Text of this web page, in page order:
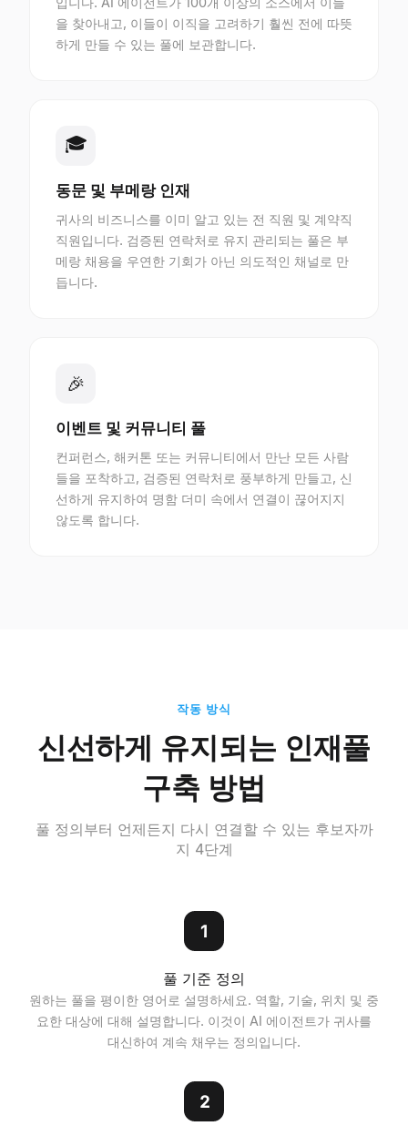
을 찾아내고, 이들이 이직을 고려하기 훨씬 전에 따뜻
하게 만들 수 있는 풀에 보관합니다.
🎓
동문 및 부메랑 인재
귀사의 비즈니스를 이미 알고 있는 전 직원 및 계약직
직원입니다. 검증된 연락처로 유지 관리되는 풀은 부
메랑 채용을 우연한 기회가 아닌 의도적인 채널로 만
듭니다.
🎉
이벤트 및 커뮤니티 풀
컨퍼런스, 해커톤 또는 커뮤니티에서 만난 모든 사람
들을 포착하고, 검증된 연락처로 풍부하게 만들고, 신
선하게 유지하여 명함 더미 속에서 연결이 끊어지지
않도록 합니다.
작동 방식
신선하게 유지되는 인재풀
구축 방법
풀 정의부터 언제든지 다시 연결할 수 있는 후보자까
지 4단계
1
풀 기준 정의
원하는 풀을 평이한 영어로 설명하세요. 역할, 기술, 위치 및 중
요한 대상에 대해 설명합니다. 이것이 AI 에이전트가 귀사를
대신하여 계속 채우는 정의입니다.
2